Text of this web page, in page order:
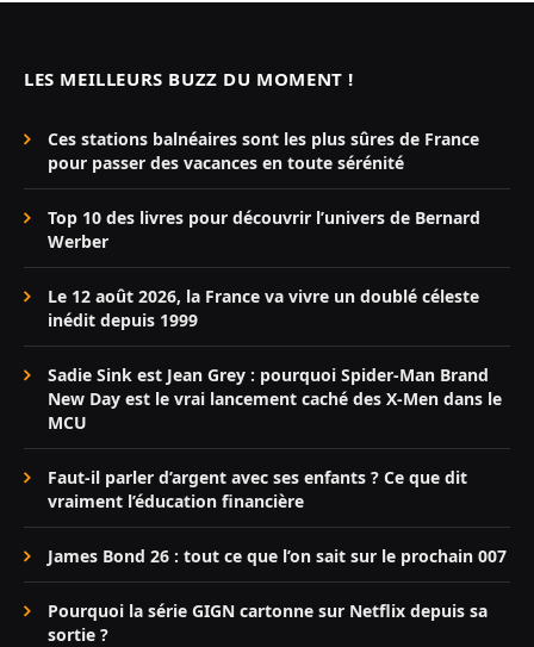
LES MEILLEURS BUZZ DU MOMENT !
Ces stations balnéaires sont les plus sûres de France
pour passer des vacances en toute sérénité
Top 10 des livres pour découvrir l’univers de Bernard
Werber
Le 12 août 2026, la France va vivre un doublé céleste
inédit depuis 1999
Sadie Sink est Jean Grey : pourquoi Spider-Man Brand
New Day est le vrai lancement caché des X-Men dans le
MCU
Faut-il parler d’argent avec ses enfants ? Ce que dit
vraiment l’éducation financière
James Bond 26 : tout ce que l’on sait sur le prochain 007
Pourquoi la série GIGN cartonne sur Netflix depuis sa
sortie ?